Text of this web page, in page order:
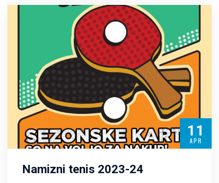
11
APR
Namizni tenis 2023-24